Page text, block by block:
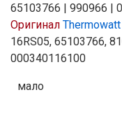
65103766 | 990966 |
Оригинал Thermowatt
16RS05, 65103766,
000340116100
мало